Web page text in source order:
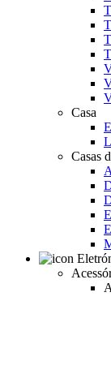
Casa
Casas